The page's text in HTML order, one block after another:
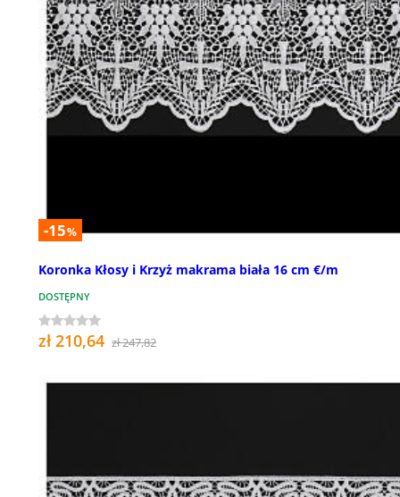
-15%
Koronka Kłosy i Krzyż makrama biała 16 cm €/m
DOSTĘPNY
zł 210,64 zł 247,82